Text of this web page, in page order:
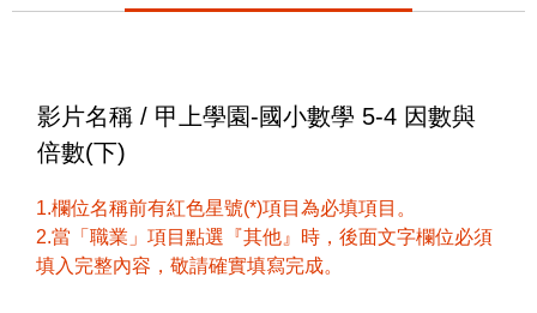
影片名稱 / 甲上學園-國小數學 5-4 因數與
倍數(下)
1.欄位名稱前有紅色星號(*)項目為必填項目。
2.當「職業」項目點選『其他』時，後面文字欄位必須
填入完整內容，敬請確實填寫完成。